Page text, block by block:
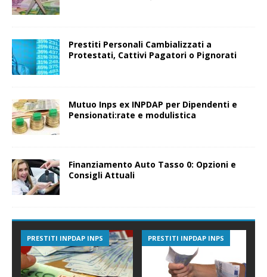
Prestiti Personali Cambializzati a
Protestati, Cattivi Pagatori o Pignorati
Mutuo Inps ex INPDAP per Dipendenti e
Pensionati:rate e modulistica
Finanziamento Auto Tasso 0: Opzioni e
Consigli Attuali
PRESTITI INPDAP INPS PRESTITI INPDAP INPS